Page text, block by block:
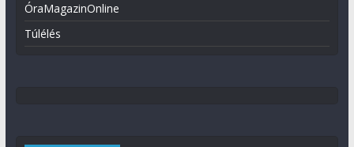
ÓraMagazinOnline
Túlélés